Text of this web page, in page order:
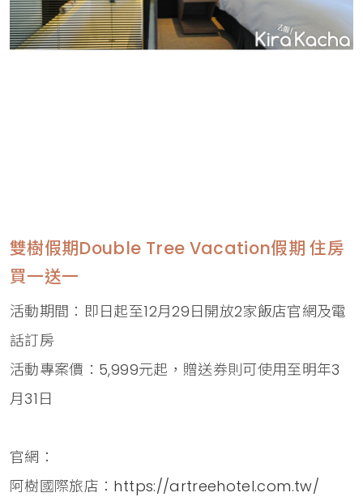
雙樹假期Double Tree Vacation假期 住房
買一送一
活動期間：即日起至12月29日開放2家飯店官網及電
話訂房
活動專案價：5,999元起，贈送券則可使用至明年3
月31日
官網：
阿樹國際旅店： https://artreehotel.com.tw/